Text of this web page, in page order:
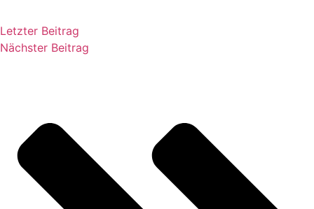
Letzter Beitrag
Nächster Beitrag